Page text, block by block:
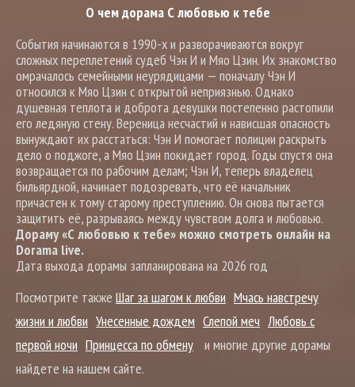
О чем дорама С любовью к тебе
События начинаются в 1990-х и разворачиваются вокруг
сложных переплетений судеб Чэн И и Мяо Цзин. Их знакомство
омрачалось семейными неурядицами — поначалу Чэн И
относился к Мяо Цзин с открытой неприязнью. Однако
душевная теплота и доброта девушки постепенно растопили
его ледяную стену. Вереница несчастий и нависшая опасность
вынуждают их расстаться: Чэн И помогает полиции раскрыть
дело о поджоге, а Мяо Цзин покидает город. Годы спустя она
возвращается по рабочим делам; Чэн И, теперь владелец
бильярдной, начинает подозревать, что её начальник
причастен к тому старому преступлению. Он снова пытается
защитить её, разрываясь между чувством долга и любовью.
Дораму «С любовью к тебе» можно смотреть онлайн на
Dorama live.
Дата выхода дорамы запланирована на 2026 год
Посмотрите также Шаг за шагом к любви Мчась навстречу
жизни и любви Унесенные дождем Слепой меч Любовь с
первой ночи Принцесса по обмену
и многие другие дорамы
найдете на нашем сайте.